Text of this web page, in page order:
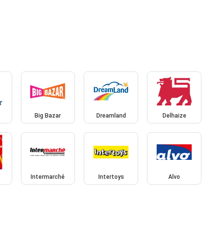
Big Bazar Dreamland Delhaize
Intermarché Intertoys Alvo